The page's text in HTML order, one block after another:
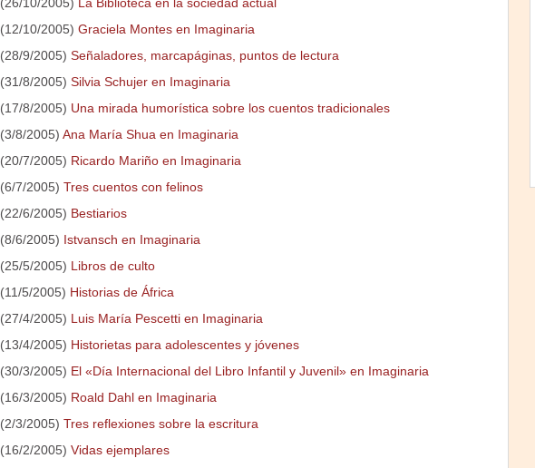
(12/10/2005) Graciela Montes en Imaginaria
(28/9/2005) Señaladores, marcapáginas, puntos de lectura
(31/8/2005) Silvia Schujer en Imaginaria
(17/8/2005) Una mirada humorística sobre los cuentos tradicionales
(3/8/2005) Ana María Shua en Imaginaria
(20/7/2005) Ricardo Mariño en Imaginaria
(6/7/2005) Tres cuentos con felinos
(22/6/2005) Bestiarios
(8/6/2005) Istvansch en Imaginaria
(25/5/2005) Libros de culto
(11/5/2005) Historias de África
(27/4/2005) Luis María Pescetti en Imaginaria
(13/4/2005) Historietas para adolescentes y jóvenes
(30/3/2005) El «Día Internacional del Libro Infantil y Juvenil» en Imaginaria
(16/3/2005) Roald Dahl en Imaginaria
(2/3/2005) Tres reflexiones sobre la escritura
(16/2/2005) Vidas ejemplares